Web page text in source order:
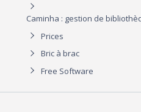
Caminha : gestion de
Prices
Bric à brac
Free Software